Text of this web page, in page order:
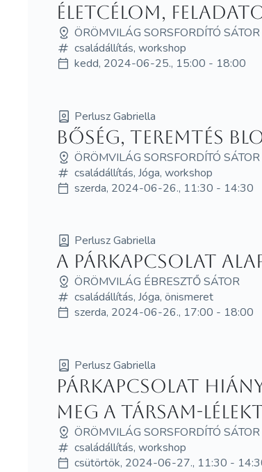
életcélom,
ÖRÖMVILÁG SORSFORDÍTÓ SÁTOR
családállítás, workshop
kedd, 2024-06-25., 15:00 - 18:00
Perlusz Gabriella
Bőség, teremtés
ÖRÖMVILÁG SORSFORDÍTÓ SÁTOR
családállítás, Jóga, workshop
szerda, 2024-06-26., 11:30 - 14:30
Perlusz Gabriella
A párkapcsolat
ÖRÖMVILÁG ÉBRESZTŐ SÁTOR
családállítás, Jóga, önismeret
szerda, 2024-06-26., 17:00 - 18:00
Perlusz Gabriella
Párkapcsolat
meg a társam-
ÖRÖMVILÁG SORSFORDÍTÓ SÁTOR
családállítás, workshop
csütörtök, 2024-06-27., 11:30 -